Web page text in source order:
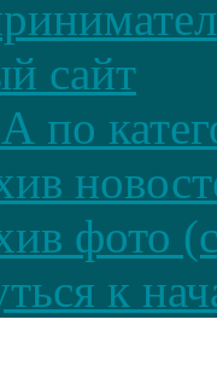
сайт
по
фото
к